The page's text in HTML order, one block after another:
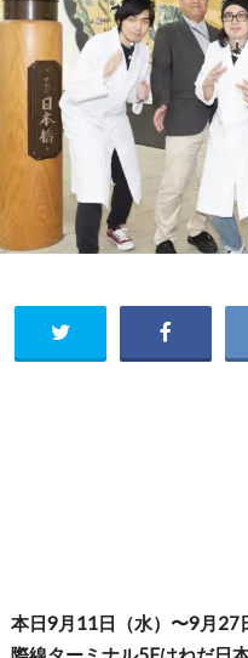
本日9月11日（水）〜9月27